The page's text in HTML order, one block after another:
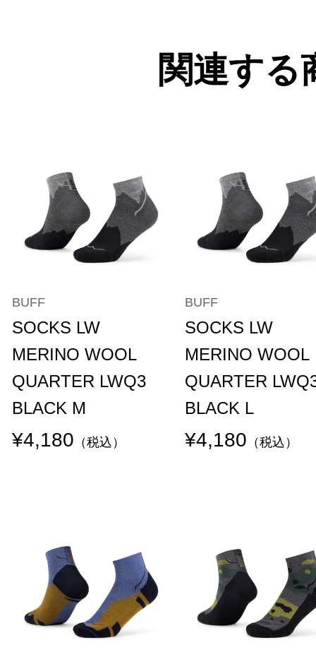
関連する
BUFF
SOCKS LW
MERINO WOOL
QUARTER LWQ3
BLACK M
¥4,180 （税込）
BUFF
SOCKS LW
MERINO WOOL
QUARTER
BLACK L
¥4,180 （税込）